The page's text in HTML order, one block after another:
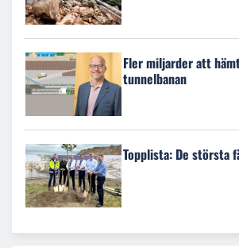
Fler miljarder att
tunnelbanan
Topplista: De största